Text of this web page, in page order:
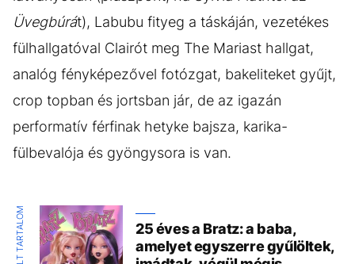
Üvegbúrát), Labubu fityeg a táskáján, vezetékes
fülhallgatóval Clairót meg The Mariast hallgat,
analóg fényképezővel fotózgat, bakeliteket gyűjt,
crop topban és jortsban jár, de az igazán
performatív férfinak hetyke bajsza, karika-
fülbevalója és gyöngysora is van.
25 éves a Bratz: a baba,
amelyet egyszerre gyűlöltek,